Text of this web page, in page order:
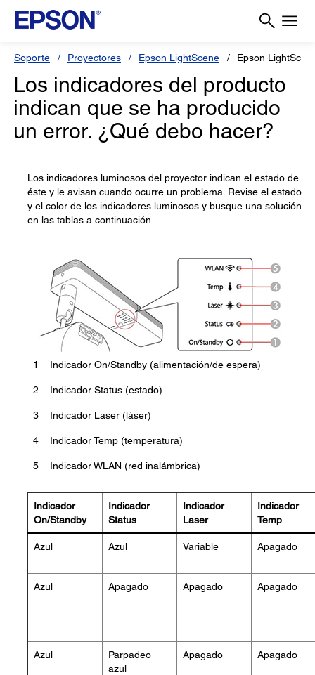
Soporte Proyectores Epson LightScene Epson
Los indicadores del producto
indican que se ha producido
un error. ¿Qué debo hacer?
Los indicadores luminosos del proyector indican el estado de
éste y le avisan cuando ocurre un problema. Revise el estado
y el color de los indicadores luminosos y busque una solución
en las tablas a continuación.
1 Indicador On/Standby (alimentación/de espera)
2 Indicador Status (estado)
3 Indicador Laser (láser)
4 Indicador Temp (temperatura)
5 Indicador WLAN (red inalámbrica)
Indicador
On/Standby
Indicador
Status
Indicador
Laser
Indicador
Temp
Azul Azul Variable Apagado
Azul Apagado Apagado Apagado
Azul
Parpadeo
azul
Apagado Apagado